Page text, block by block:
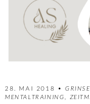
28. MAI 2018 •
MENTALTRAINING